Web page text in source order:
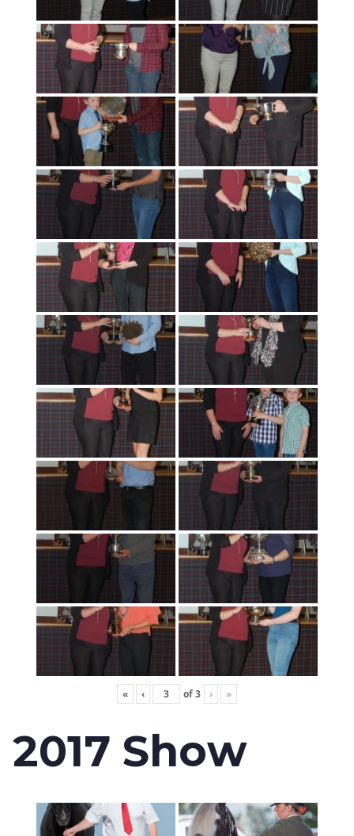
« ‹ of3 › »
2017 Show